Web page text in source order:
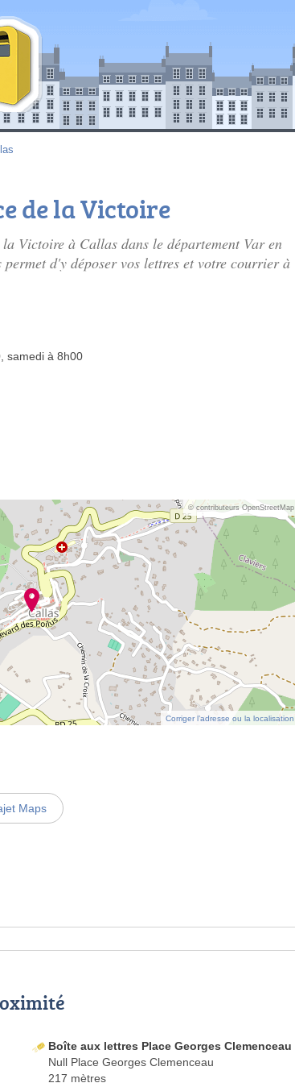
de la Victoire
Victoire à Callas dans le département Var en
d'y déposer vos lettres et votre courrier à
samedi à 8h00
© contributeurs OpenStreetMap
Corriger l’adresse ou la localisation
Maps
Boîte aux lettres Place Georges Clemenceau
Null Place Georges Clemenceau
217 mètres